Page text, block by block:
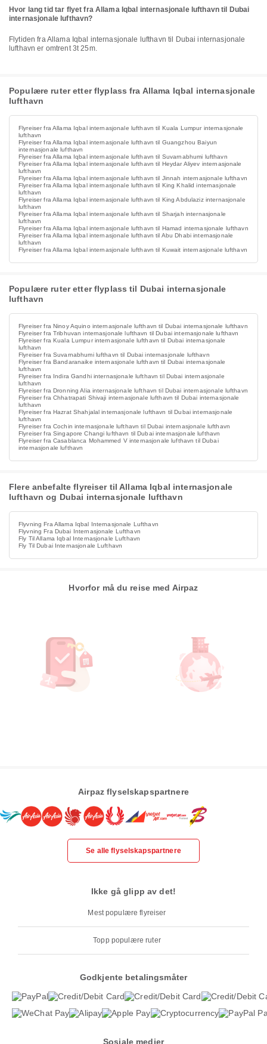
Hvor lang tid tar flyet fra Allama Iqbal internasjonale lufthavn til Dubai
internasjonale lufthavn?
Flytiden fra Allama Iqbal internasjonale lufthavn til Dubai internasjonale
lufthavn er omtrent 3t 25m.
Populære ruter etter flyplass fra Allama Iqbal internasjonale
lufthavn
Flyreiser fra Allama Iqbal internasjonale lufthavn til Kuala Lumpur internasjonale
lufthavn
Flyreiser fra Allama Iqbal internasjonale lufthavn til Guangzhou Baiyun
internasjonale lufthavn
Flyreiser fra Allama Iqbal internasjonale lufthavn til Suvarnabhumi lufthavn
Flyreiser fra Allama Iqbal internasjonale lufthavn til Heydar Aliyev internasjonale
lufthavn
Flyreiser fra Allama Iqbal internasjonale lufthavn til Jinnah internasjonale lufthavn
Flyreiser fra Allama Iqbal internasjonale lufthavn til King Khalid internasjonale
lufthavn
Flyreiser fra Allama Iqbal internasjonale lufthavn til King Abdulaziz internasjonale
lufthavn
Flyreiser fra Allama Iqbal internasjonale lufthavn til Sharjah internasjonale
lufthavn
Flyreiser fra Allama Iqbal internasjonale lufthavn til Hamad internasjonale lufthavn
Flyreiser fra Allama Iqbal internasjonale lufthavn til Abu Dhabi internasjonale
lufthavn
Flyreiser fra Allama Iqbal internasjonale lufthavn til Kuwait internasjonale lufthavn
Populære ruter etter flyplass til Dubai internasjonale
lufthavn
Flyreiser fra Ninoy Aquino internasjonale lufthavn til Dubai internasjonale lufthavn
Flyreiser fra Tribhuvan internasjonale lufthavn til Dubai internasjonale lufthavn
Flyreiser fra Kuala Lumpur internasjonale lufthavn til Dubai internasjonale
lufthavn
Flyreiser fra Suvarnabhumi lufthavn til Dubai internasjonale lufthavn
Flyreiser fra Bandaranaike internasjonale lufthavn til Dubai internasjonale
lufthavn
Flyreiser fra Indira Gandhi internasjonale lufthavn til Dubai internasjonale
lufthavn
Flyreiser fra Dronning Alia internasjonale lufthavn til Dubai internasjonale lufthavn
Flyreiser fra Chhatrapati Shivaji internasjonale lufthavn til Dubai internasjonale
lufthavn
Flyreiser fra Hazrat Shahjalal internasjonale lufthavn til Dubai internasjonale
lufthavn
Flyreiser fra Cochin internasjonale lufthavn til Dubai internasjonale lufthavn
Flyreiser fra Singapore Changi lufthavn til Dubai internasjonale lufthavn
Flyreiser fra Casablanca Mohammed V internasjonale lufthavn til Dubai
internasjonale lufthavn
Flere anbefalte flyreiser til Allama Iqbal internasjonale
lufthavn og Dubai internasjonale lufthavn
Flyvning Fra Allama Iqbal Internasjonale Lufthavn
Flyvning Fra Dubai Internasjonale Lufthavn
Fly Til Allama Iqbal Internasjonale Lufthavn
Fly Til Dubai Internasjonale Lufthavn
Hvorfor må du reise med Airpaz
Airpaz flyselskapspartnere
Se alle flyselskapspartnere
Ikke gå glipp av det!
Mest populære flyreiser
Topp populære ruter
Godkjente betalingsmåter
Sosiale medier